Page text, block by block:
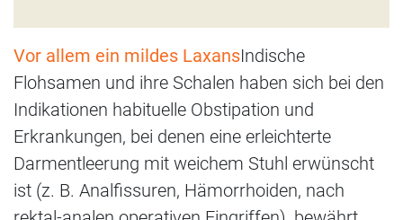
Vor allem ein mildes LaxansIndische
Flohsamen und ihre Schalen haben sich bei den
Indikationen habituelle Obstipation und
Erkrankungen, bei denen eine erleichterte
Darmentleerung mit weichem Stuhl erwünscht
ist (z. B. Analfissuren, Hämorrhoiden, nach